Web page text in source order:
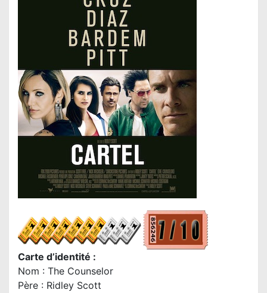
Carte d’identité :
Nom : The Counselor
Père : Ridley Scott